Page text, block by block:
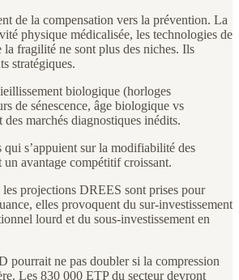
de la compensation vers la prévention. La
physique médicalisée, les technologies de
la fragilité ne sont plus des niches. Ils
stratégiques.
biologique (horloges
de sénescence, âge biologique vs
marchés diagnostiques inédits.
qui s’appuient sur la modifiabilité des
un avantage compétitif croissant.
projections DREES sont prises pour
elles provoquent du sur-investissement
lourd et du sous-investissement en
pourrait ne pas doubler si la compression
Les 830 000 ETP du secteur devront